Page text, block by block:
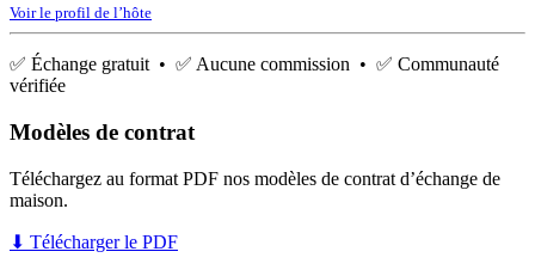
Voir le profil de l’hôte
✅ Échange gratuit • ✅ Aucune commission • ✅ Communauté
vérifiée
Modèles de contrat
Téléchargez au format PDF nos modèles de contrat d’échange de
maison.
⬇ Télécharger le PDF